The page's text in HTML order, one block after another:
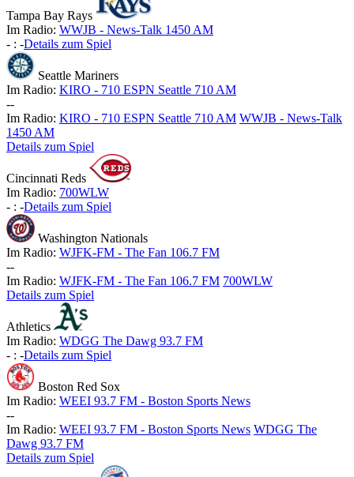
Tampa Bay Rays
Im Radio: WWJB - News-Talk 1450 AM
- : -Details zum Spiel
Seattle Mariners
Im Radio: KIRO - 710 ESPN Seattle 710 AM
--
Im Radio: KIRO - 710 ESPN Seattle 710 AM WWJB - News-Talk
1450 AM
Details zum Spiel
Cincinnati Reds
Im Radio: 700WLW
- : -Details zum Spiel
Washington Nationals
Im Radio: WJFK-FM - The Fan 106.7 FM
--
Im Radio: WJFK-FM - The Fan 106.7 FM 700WLW
Details zum Spiel
Athletics
Im Radio: WDGG The Dawg 93.7 FM
- : -Details zum Spiel
Boston Red Sox
Im Radio: WEEI 93.7 FM - Boston Sports News
--
Im Radio: WEEI 93.7 FM - Boston Sports News WDGG The
Dawg 93.7 FM
Details zum Spiel